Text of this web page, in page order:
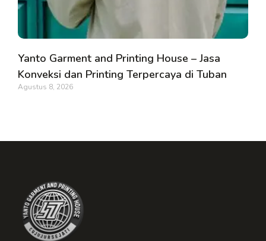
Yanto Garment and Printing House – Jasa
Konveksi dan Printing Terpercaya di Tuban
Agustus 8, 2026